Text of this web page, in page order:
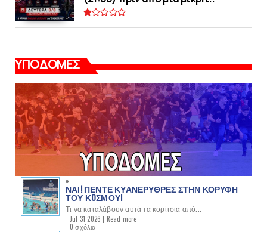
ΥΠΟΔΟΜΕΣ
ΝΑΙ! ΠΕΝΤΕ ΚΥΑΝΕΡΥΘΡΕΣ ΣΤΗΝ ΚΟΡΥΦΗ
ΤΟΥ ΚOΣΜΟΥ!
Τι να καταλάβουν αυτά τα κορίτσια από...
Jul 31 2026 | Read more
0 σχόλια